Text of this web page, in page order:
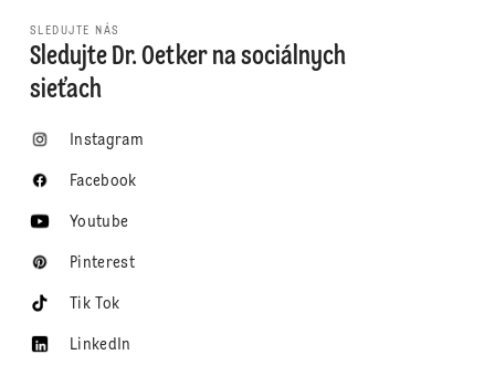
SLEDUJTE NÁS
Sledujte Dr. Oetker na sociálnych
sieťach
Instagram
Facebook
Youtube
Pinterest
Tik Tok
LinkedIn